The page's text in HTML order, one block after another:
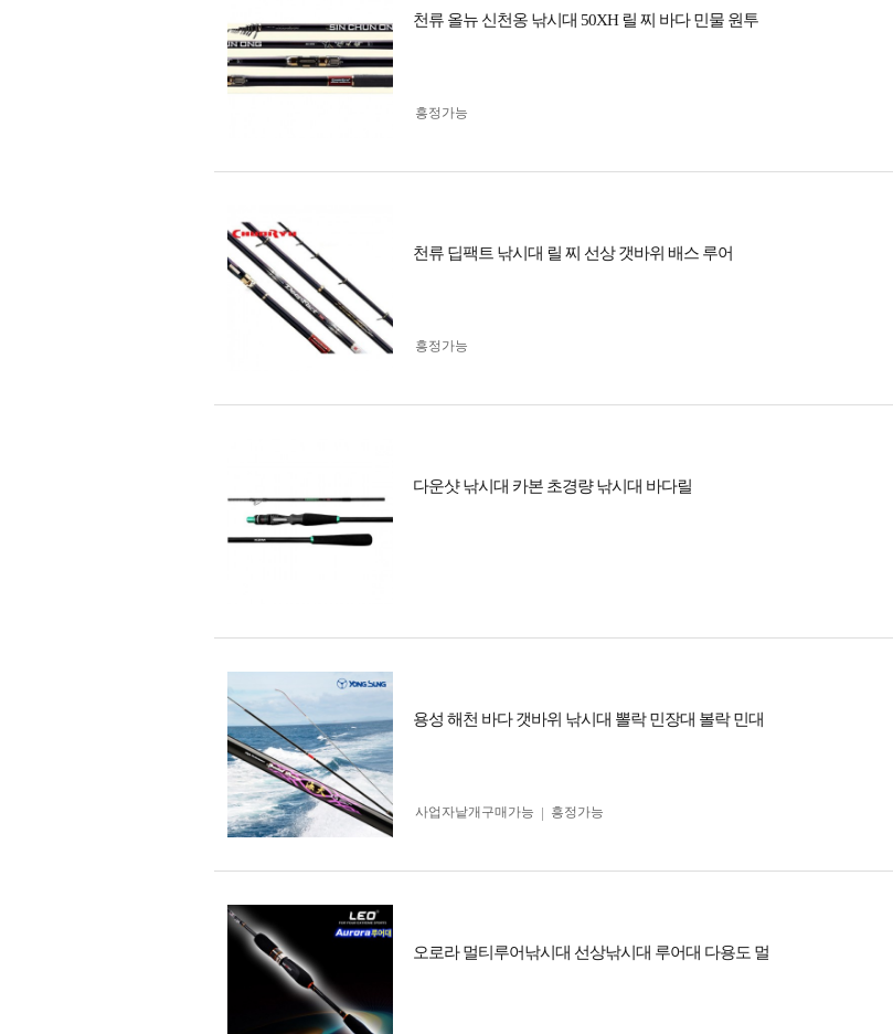
천류 올뉴 신천옹 낚시대 50XH 릴 찌 바다 민물 원투
흥정가능
천류 딥팩트 낚시대 릴 찌 선상 갯바위 배스 루어
흥정가능
다운샷 낚시대 카본 초경량 낚시대 바다릴
용성 해천 바다 갯바위 낚시대 뽈락 민장대 볼락 민대
사업자 낱개구매가능 흥정가능
오로라 멀티루어낚시대 선상낚시대 루어대 다용도 멀